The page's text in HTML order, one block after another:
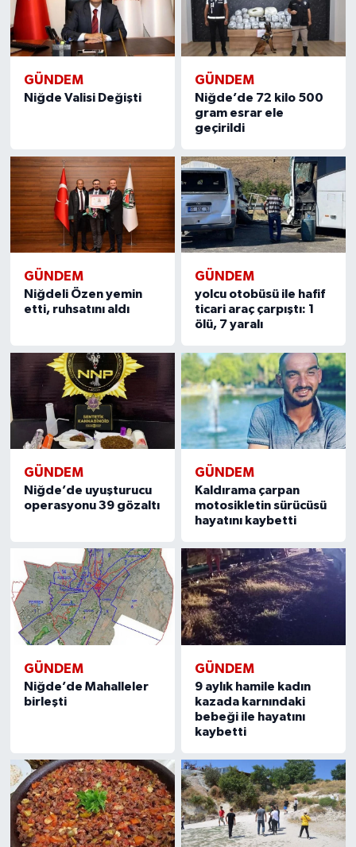
GÜNDEM
Niğde Valisi Değişti
GÜNDEM
Niğde’de 72 kilo 500
gram esrar ele
geçirildi
GÜNDEM
Niğdeli Özen yemin
etti, ruhsatını aldı
GÜNDEM
yolcu otobüsü ile hafif
ticari araç çarpıştı: 1
ölü, 7 yaralı
GÜNDEM
Niğde’de uyuşturucu
operasyonu 39 gözaltı
GÜNDEM
Kaldırama çarpan
motosikletin sürücüsü
hayatını kaybetti
GÜNDEM
Niğde’de Mahalleler
birleşti
GÜNDEM
9 aylık hamile kadın
kazada karnındaki
bebeği ile hayatını
kaybetti